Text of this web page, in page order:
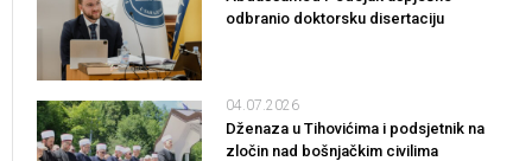
odbranio doktorsku disertaciju
04.07.2026
Dženaza u Tihovićima i podsjetnik na
zločin nad bošnjačkim civilima